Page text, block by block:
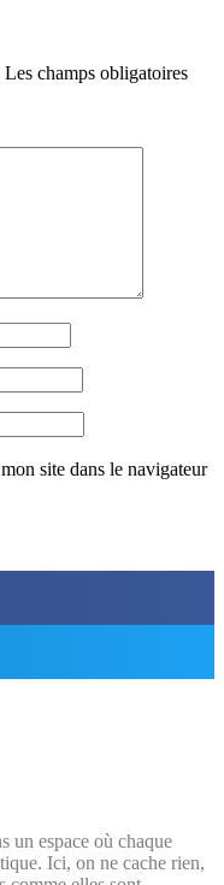
Les champs obligatoires
site dans le navigateur
un espace où chaque
Ici, on ne cache rien,